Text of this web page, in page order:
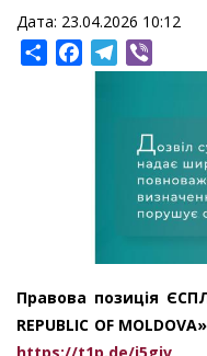
Дата: 23.04.2026 10:12
ShareFacebookTelegram
Правова позиція ЄСПЛ
REPUBLIC OF